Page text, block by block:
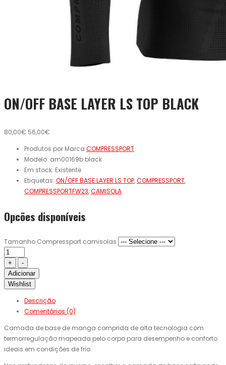
ON/OFF BASE LAYER LS TOP BLACK
80,00€ 56,00€
Produtos por Marca COMPRESSPORT
Modelo: am00169b.black
Em stock: Existente
Etiquetas: ON/OFF BASE LAYER LS TOP,COMPRESSPORT,
COMPRESSPORTFW23,CAMISOLA
Opcões disponíveis
Tamanho Compressport camisolas
Adicionar
Wishlist
Descrição
Comentários (0)
Camada de base de manga comprida de alta tecnologia com
termorregulação mapeada pelo corpo para desempenho e conforto
ideais em condições de frio.